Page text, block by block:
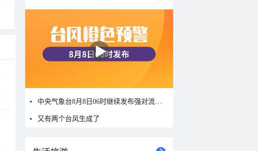
中央气象台8月8日06时继续发布强对流天气蓝色预警
又有两个台风生成了